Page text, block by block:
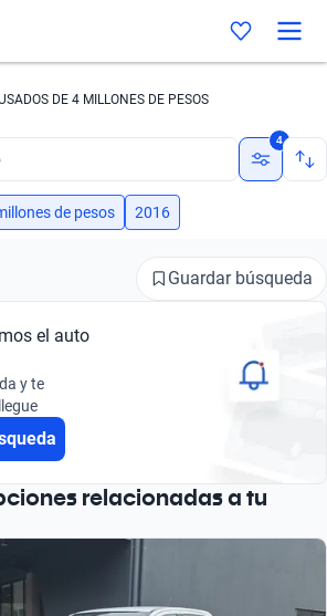
DE 4 MILLONES DE PESOS
4
de pesos 2016
Guardar búsqueda
el auto
y te
relacionadas a tu